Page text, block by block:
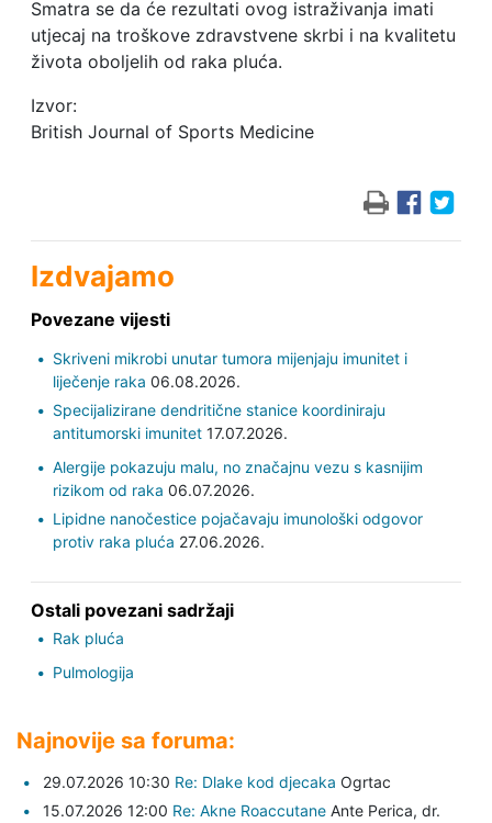
Smatra se da će rezultati ovog istraživanja imati
utjecaj na troškove zdravstvene skrbi i na kvalitetu
života oboljelih od raka pluća.
Izvor:
British Journal of Sports Medicine
Izdvajamo
Povezane vijesti
Skriveni mikrobi unutar tumora mijenjaju imunitet i
liječenje raka 06.08.2026.
Specijalizirane dendritične stanice koordiniraju
antitumorski imunitet17.07.2026.
Alergije pokazuju malu, no značajnu vezu s kasnijim
rizikom od raka 06.07.2026.
Lipidne nanočestice pojačavaju imunološki odgovor
protiv raka pluća 27.06.2026.
Ostali povezani sadržaji
Rak pluća
Pulmologija
Najnovije sa foruma:
29.07.2026 10:30 Re: Dlake kod djecaka Ogrtac
15.07.2026 12:00 Re: Akne Roaccutane Ante Perica, dr.